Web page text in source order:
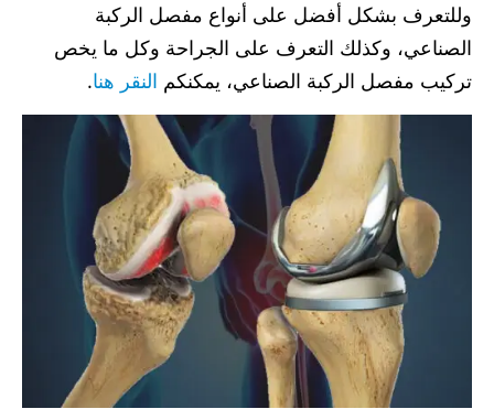
وللتعرف بشكل أفضل على أنواع مفصل الركبة
الصناعي، وكذلك التعرف على الجراحة وكل ما يخص
تركيب مفصل الركبة الصناعي، يمكنكم النقر هنا.